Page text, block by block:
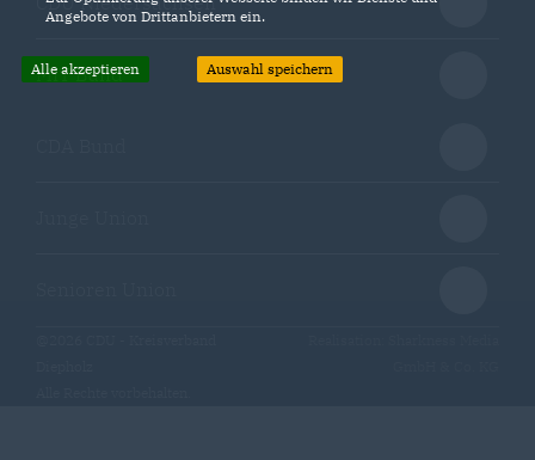
MIT Bund
Angebote von Drittanbietern ein.
Alle akzeptieren Auswahl speichern